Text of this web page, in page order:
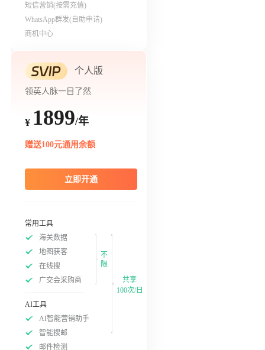
短信营销(按需充值)
WhatsApp群发(自助申请)
商机中心
个人版
领英人脉一目了然
¥ 1899/年
赠送100元通用余额
立即开通
常用工具
海关数据
地图获客
在线搜
广交会采购商
不
限
AI工具
AI智能营销助手
智能搜邮
邮件检测
共享
100次/日